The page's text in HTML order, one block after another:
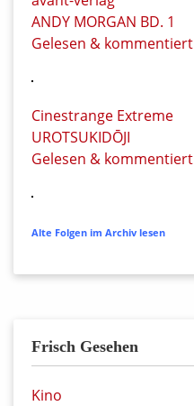
ANDY MORGAN BD. 1
Gelesen & kommentiert
Cinestrange Extreme
UROTSUKIDŌJI
Gelesen & kommentiert
Alte Folgen im Archiv lesen
Frisch Gesehen
Kino